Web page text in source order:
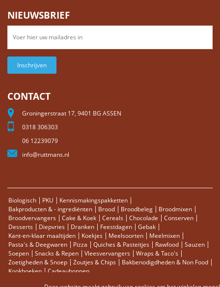
NIEUWSBRIEF
Inschrijven
CONTACT
Groningerstraat 17, 9401 BG ASSEN
0318 306303
06 12239079
info@ruttmans.nl
Biologisch PKU
Kennismakingspakketten
Bakproducten & - ingrediënten
Brood Broodbeleg
Broodmixen
Broodvervangers
Cake & Koek Cereals Chocolade
Conserven
Desserts
Diepvries Dranken Feestdagen
Gebak
Kant-en-klaar maaltijden
Koekjes Meelsoorten
Meelmixen
Pasta's & Deegwaren
Pizza Quiches & Pasteitjes Rawfood
Sauzen
Soepen
Snacks & Repen Vleesvervangers
Wraps & Taco's
Zoetigheden & Snoep
Zoutjes & Chips
Bakbenodigdheden & Non Food
Kookboeken
Cadeaubonnen